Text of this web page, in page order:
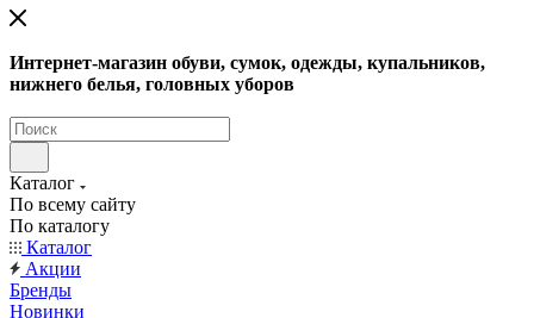
Интернет-магазин обуви, сумок, одежды, купальников,
нижнего белья, головных уборов
Каталог
По всему сайту
По каталогу
Каталог
Акции
Бренды
Новинки